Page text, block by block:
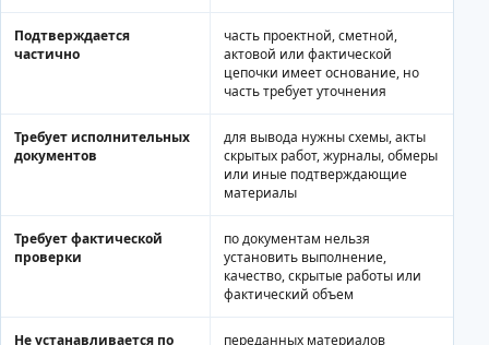
Подтверждается
частично
часть проектной, сметной,
актовой или фактической
цепочки имеет основание, но
часть требует уточнения
Требует исполнительных
документов
для вывода нужны схемы, акты
скрытых работ, журналы, обмеры
или иные подтверждающие
материалы
Требует фактической
проверки
по документам нельзя
установить выполнение,
качество, скрытые работы или
фактический объем
Не устанавливается по переданных материалов